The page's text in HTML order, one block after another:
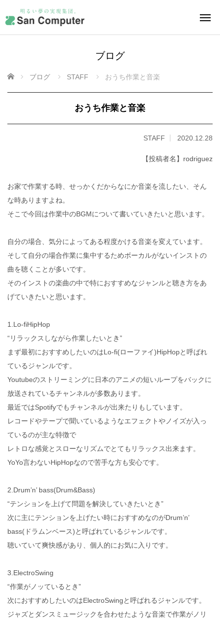
ブログ
ホーム ブログ STAFF おうち作業と音楽
おうち作業と音楽
STAFF 2020.12.28
【投稿者名】rodriguez
お家で作業する時、せっかくだからなにか音楽を流したい、そん
な時ありますよね。
そこで今回は作業中のBGMについて書いていきたいと思います。
自分の場合、気分によってある程度かける音楽を変えています。
そして自分の場合作業に集中するためボーカルがないインストの
曲を聴くことが多いです。
そのインストの楽曲の中で特におすすめなジャンルと聴き方をあ
げていきたいと思います。
1.Lo-fiHipHop
“リラックスしながら作業したいとき”
まず最初におすすめしたいのはLo-fi(ローファイ)HipHopと呼ばれ
ているジャンルです。
Youtubeのストリーミングに日本のアニメの短いループをバックに
放送されているチャンネルが多数あります。
最近ではSpotifyでもチャンネルが出来たりもしています。
レコードやテープで聞いているようなエフェクトやノイズが入っ
ているのが主な特徴で
レトロな感覚とスローなリズムでとてもリラックス出来ます。
YoYo言わないHipHopなので苦手な方も安心です。
2.Drum’n’ bass(Drum&Bass)
“テンションを上げて問題を解決していきたいとき”
次に主にテンションを上げたい時におすすめなのがDrum’n’
bass(ドラムンベース)と呼ばれているジャンルです。
聴いていて爽快感があり、個人的にお気に入りです。
3.ElectroSwing
“作業がノッているとき”
次におすすめしたいのはElectroSwingと呼ばれるジャンルです。
ジャズとダンスミュージックを合わせたような音楽で作業がノリ